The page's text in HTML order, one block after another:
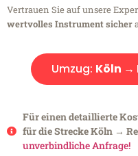
Vertrauen Sie auf unsere
wertvolles Instrument sicher
Umzug: Köln →
Für einen detaillierte
für die Strecke Köln →
unverbindliche Anfrage!